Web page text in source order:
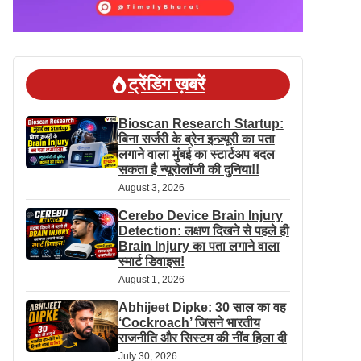
ट्रेंडिंग ख़बरें
Bioscan Research Startup:
बिना सर्जरी के ब्रेन इन्ज़्यूरी का पता
लगाने वाला मुंबई का स्टार्टअप बदल
सकता है न्यूरोलॉजी की दुनिया!!
August 3, 2026
Cerebo Device Brain Injury
Detection: लक्षण दिखने से पहले ही
Brain Injury का पता लगाने वाला
स्मार्ट डिवाइस!
August 1, 2026
Abhijeet Dipke: 30 साल का वह
‘Cockroach’ जिसने भारतीय
राजनीति और सिस्टम की नींव हिला दी
July 30, 2026